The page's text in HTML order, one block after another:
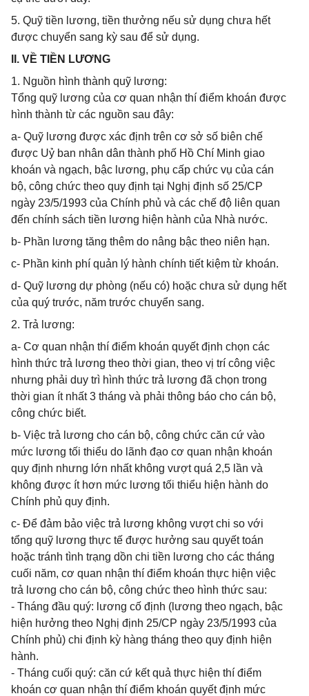
5. Quỹ tiền lương, tiền thưởng nếu sử dụng chưa hết
được chuyển sang kỳ sau để sử dụng.
II. VỀ TIỀN LƯƠNG
1. Nguồn hình thành quỹ lương:
Tổng quỹ lương của cơ quan nhận thí điểm khoán được
hình thành từ các nguồn sau đây:
a- Quỹ lương được xác định trên cơ sở số biên chế
được Uỷ ban nhân dân thành phố Hồ Chí Minh giao
khoán và ngạch, bậc lương, phụ cấp chức vụ của cán
bộ, công chức theo quy định tại Nghị định số 25/CP
ngày 23/5/1993 của Chính phủ và các chế độ liên quan
đến chính sách tiền lương hiện hành của Nhà nước.
b- Phần lương tăng thêm do nâng bậc theo niên hạn.
c- Phần kinh phí quản lý hành chính tiết kiệm từ khoán.
d- Quỹ lương dự phòng (nếu có) hoặc chưa sử dụng hết
của quý trước, năm trước chuyển sang.
2. Trả lương:
a- Cơ quan nhận thí điểm khoán quyết định chọn các
hình thức trả lương theo thời gian, theo vị trí công việc
nhưng phải duy trì hình thức trả lương đã chọn trong
thời gian ít nhất 3 tháng và phải thông báo cho cán bộ,
công chức biết.
b- Việc trả lương cho cán bộ, công chức căn cứ vào
mức lương tối thiểu do lãnh đạo cơ quan nhận khoán
quy định nhưng lớn nhất không vượt quá 2,5 lần và
không được ít hơn mức lương tối thiểu hiện hành do
Chính phủ quy định.
c- Để đảm bảo việc trả lương không vượt chi so với
tổng quỹ lương thực tế được hưởng sau quyết toán
hoặc tránh tình trạng dồn chi tiền lương cho các tháng
cuối năm, cơ quan nhận thí điểm khoán thực hiện việc
trả lương cho cán bộ, công chức theo hình thức sau:
- Tháng đầu quý: lương cố định (lương theo ngạch, bậc
hiện hưởng theo Nghị định 25/CP ngày 23/5/1993 của
Chính phủ) chi định kỳ hàng tháng theo quy định hiện
hành.
- Tháng cuối quý: căn cứ kết quả thực hiện thí điểm
khoán cơ quan nhận thí điểm khoán quyết định mức